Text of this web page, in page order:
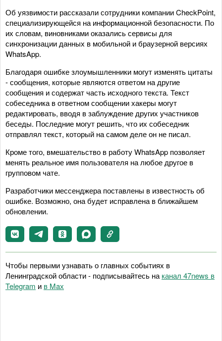
Об уязвимости рассказали сотрудники компании CheckPoint,
специализирующейся на информационной безопасности. По
их словам, виновниками оказались сервисы для
синхронизации данных в мобильной и браузерной версиях
WhatsApp.
Благодаря ошибке злоумышленники могут изменять цитаты
- сообщения, которые являются ответом на другие
сообщения и содержат часть исходного текста. Текст
собеседника в ответном сообщении хакеры могут
редактировать, вводя в заблуждение других участников
беседы. Последние могут решить, что их собеседник
отправлял текст, который на самом деле он не писал.
Кроме того, вмешательство в работу WhatsApp позволяет
менять реальное имя пользователя на любое другое в
групповом чате.
Разработчики мессенджера поставлены в известность об
ошибке. Возможно, она будет исправлена в ближайшем
обновлении.
Чтобы первыми узнавать о главных событиях в
Ленинградской области - подписывайтесь на канал 47news в
Telegram и в Maх